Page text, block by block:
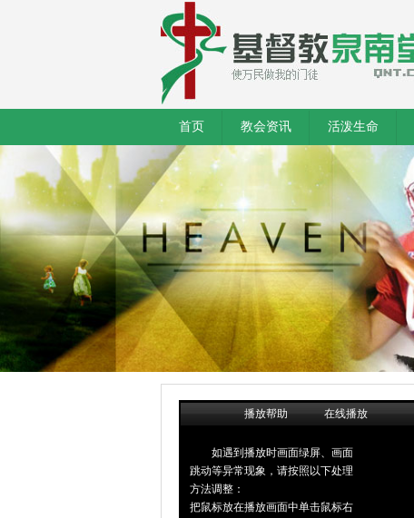
首页 教会资讯 活泼生命
播放帮助 在线播放
如遇到播放时画面绿屏、画面
跳动等异常现象，请按照以下处理
方法调整：
把鼠标放在播放画面中单击鼠标右